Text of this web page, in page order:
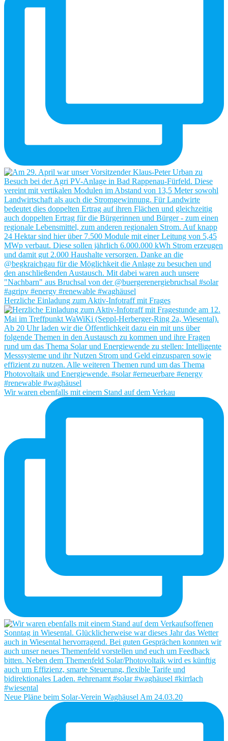
Herzliche Einladung zum Aktiv-Infotraff mit Frages
Wir waren ebenfalls mit einem Stand auf dem Verkau
Neue Pläne beim Solar-Verein Waghäusel Am 24.03.20